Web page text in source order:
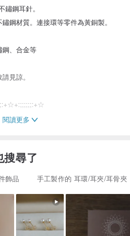
鋼耳針。
鋼材質。連接環等零件為黃銅製。
、合金等
見諒。
透過訊息告知。
閱讀更多
搜尋了
飾品 手工製作的 耳環/耳夾/耳骨夾